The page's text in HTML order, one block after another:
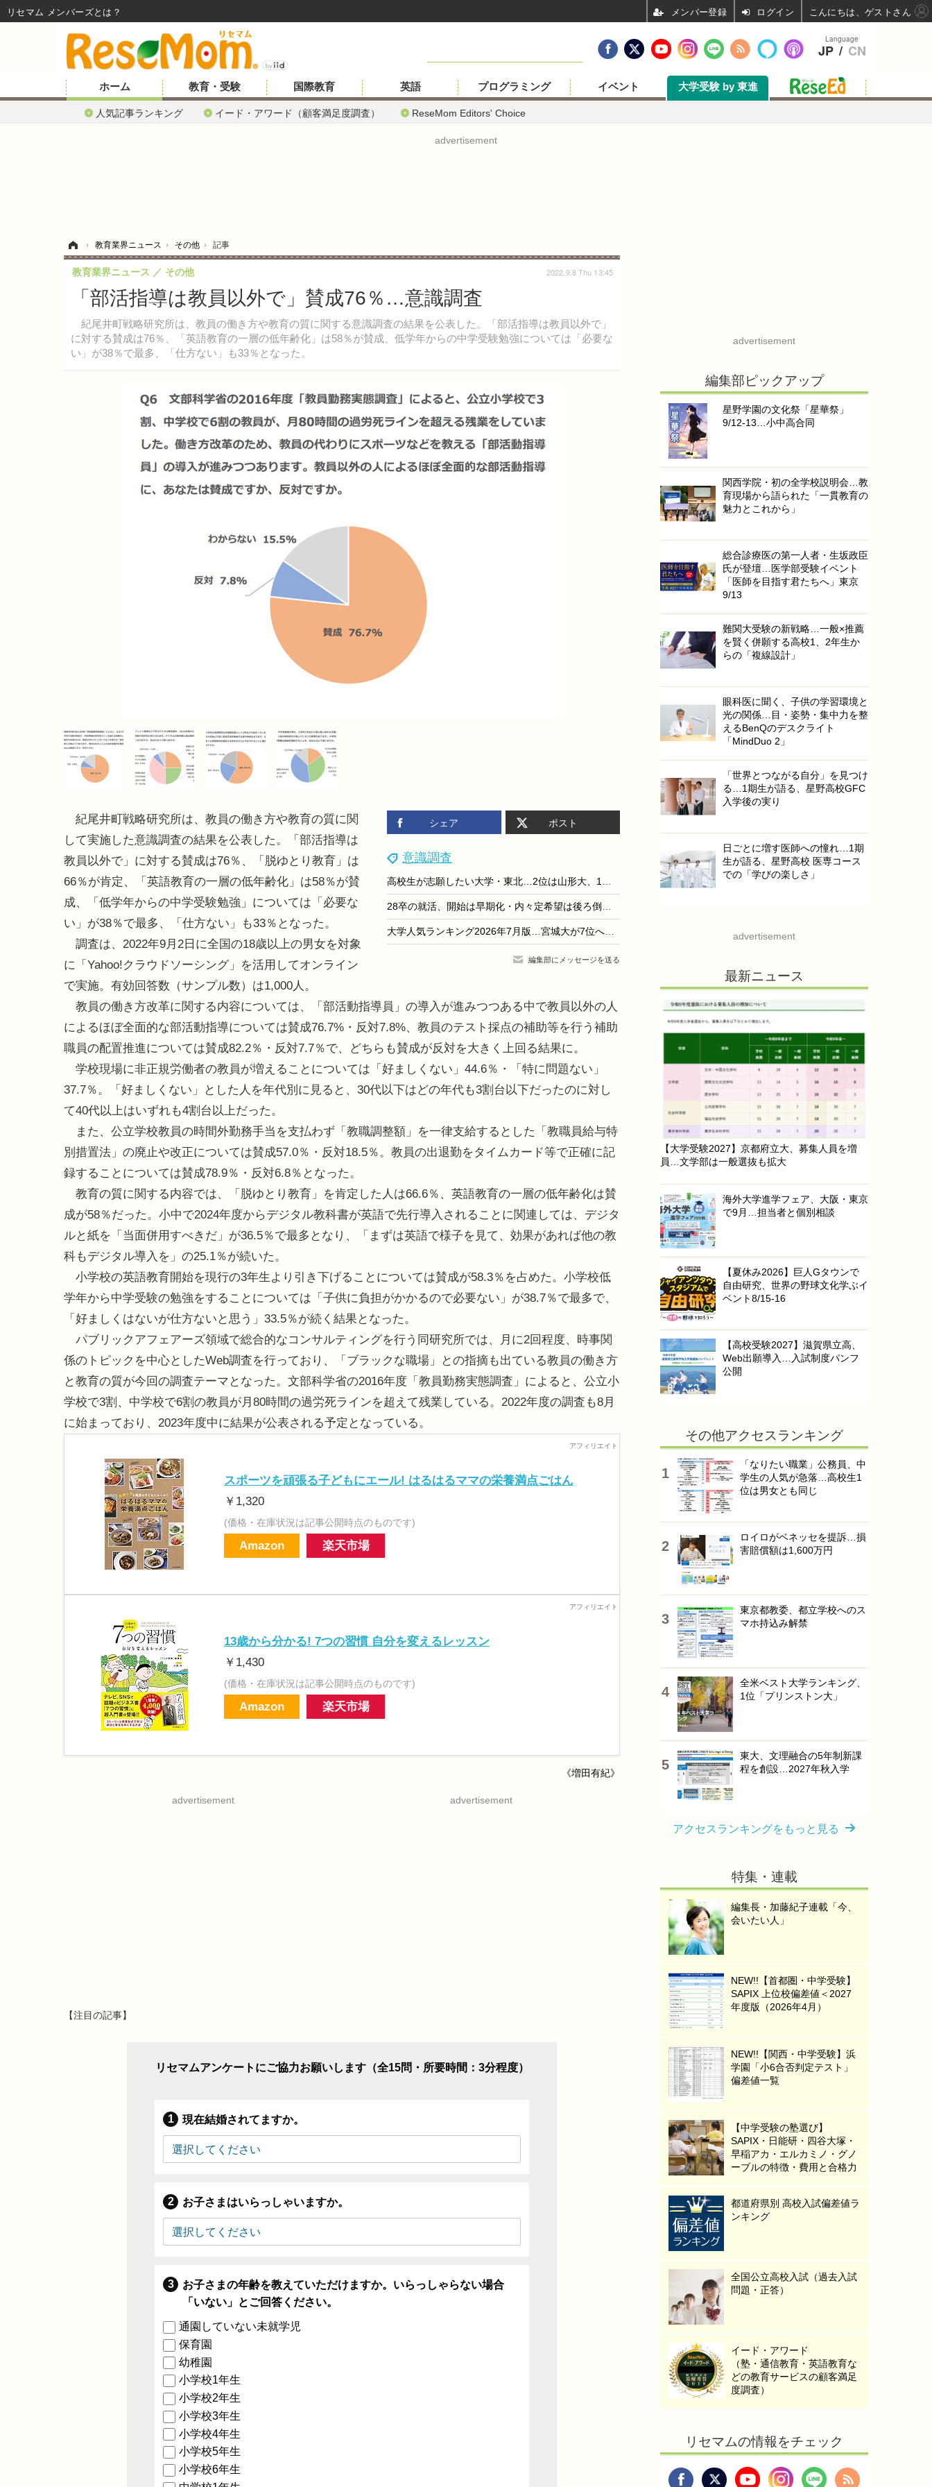
ホーム
人気記事ランキング イード・アワード（顧客満足度調査） ReseMom Editors' Choice
教育・受験 国際教育 英語 プログラミング イベント 大学受験 by 東進
advertisement
› 教育業界ニュース › その他 › 記事
「部活指導は教員以外で」賛成76％…意識調査
紀尾井町戦略研究所は、教員の働き方や教育の質に関する意識調査の結果を公表した。「部活指導は教員以外で」
に対する賛成は76％、「英語教育の一層の低年齢化」は58％が賛成、低学年からの中学受験勉強については「必要な
い」が38％で最多、「仕方ない」も33％となった。
教育業界ニュース その他 2022.9.8 Thu 13:45
シェア ポスト
意識調査
高校生が志願したい大学・東北…2位は山形大、1位は？
28卒の就活、開始は早期化・内々定希望は後ろ倒し…dodaキャンパス調査
大学人気ランキング2026年7月版…宮城大が7位へ上昇
編集部にメッセージを送る
紀尾井町戦略研究所は、教員の働き方や教育の質に関
して実施した意識調査の結果を公表した。「部活指導は
教員以外で」に対する賛成は76％、「脱ゆとり教育」は
66％が肯定、「英語教育の一層の低年齢化」は58％が賛
成、「低学年からの中学受験勉強」については「必要な
い」が38％で最多、「仕方ない」も33％となった。
調査は、2022年9月2日に全国の18歳以上の男女を対象
に「Yahoo!クラウドソーシング」を活用してオンライン
で実施。有効回答数（サンプル数）は1,000人。
教員の働き方改革に関する内容については、「部活動指導員」の導入が進みつつある中で教員以外の人
によるほぼ全面的な部活動指導については賛成76.7%・反対7.8%、教員のテスト採点の補助等を行う補助
職員の配置推進については賛成82.2％・反対7.7％で、どちらも賛成が反対を大きく上回る結果に。
学校現場に非正規労働者の教員が増えることについては「好ましくない」44.6％・「特に問題ない」
37.7％。「好ましくない」とした人を年代別に見ると、30代以下はどの年代も3割台以下だったのに対し
て40代以上はいずれも4割台以上だった。
また、公立学校教員の時間外勤務手当を支払わず「教職調整額」を一律支給するとした「教職員給与特
別措置法」の廃止や改正については賛成57.0％・反対18.5％。教員の出退勤をタイムカード等で正確に記
録することについては賛成78.9％・反対6.8％となった。
教育の質に関する内容では、「脱ゆとり教育」を肯定した人は66.6％、英語教育の一層の低年齢化は賛
成が58％だった。小中で2024年度からデジタル教科書が英語で先行導入されることに関連しては、デジタ
ルと紙を「当面併用すべきだ」が36.5％で最多となり、「まずは英語で様子を見て、効果があれば他の教
科もデジタル導入を」の25.1％が続いた。
小学校の英語教育開始を現行の3年生より引き下げることについては賛成が58.3％を占めた。小学校低
学年から中学受験の勉強をすることについては「子供に負担がかかるので必要ない」が38.7％で最多で、
「好ましくはないが仕方ないと思う」33.5％が続く結果となった。
パブリックアフェアーズ領域で総合的なコンサルティングを行う同研究所では、月に2回程度、時事関
係のトピックを中心としたWeb調査を行っており、「ブラックな職場」との指摘も出ている教員の働き方
と教育の質が今回の調査テーマとなった。文部科学省の2016年度「教員勤務実態調査」によると、公立小
学校で3割、中学校で6割の教員が月80時間の過労死ラインを超えて残業している。2022年度の調査も8月
に始まっており、2023年度中に結果が公表される予定となっている。
スポーツを頑張る子どもにエール! はるはるママの栄養満点ごはん
￥1,320
(価格・在庫状況は記事公開時点のものです)
Amazon 楽天市場
13歳から分かる! 7つの習慣 自分を変えるレッスン
￥1,430
(価格・在庫状況は記事公開時点のものです)
Amazon 楽天市場
《増田有紀》
advertisement advertisement
【注目の記事】
リセマムアンケートにご協力お願いします（全15問・所要時間：3分程度）
現在結婚されてますか。
お子さまはいらっしゃいますか。
お子さまの年齢を教えていただけますか。いらっしゃらない場合
「いない」とご回答ください。
通園していない未就学児
保育園
幼稚園
小学校1年生
小学校2年生
小学校3年生
小学校4年生
小学校5年生
小学校6年生
advertisement
編集部ピックアップ
星野学園の文化祭「星華祭」
9/12-13…小中高合同
関西学院・初の全学校説明会…教
育現場から語られた「一貫教育の
魅力とこれから」
総合診療医の第一人者・生坂政臣
氏が登壇…医学部受験イベント
「医師を目指す君たちへ」東京
9/13
難関大受験の新戦略…一般×推薦
を賢く併願する高校1、2年生か
らの「複線設計」
眼科医に聞く、子供の学習環境と
光の関係…目・姿勢・集中力を整
えるBenQのデスクライト
「MindDuo 2」
「世界とつながる自分」を見つけ
る…1期生が語る、星野高校GFC
入学後の実り
日ごとに増す医師への憧れ…1期
生が語る、星野高校 医専コース
での「学びの楽しさ」
advertisement
最新ニュース
【大学受験2027】京都府立大、募集人員を増
員…文学部は一般選抜も拡大
海外大学進学フェア、大阪・東京
で9月…担当者と個別相談
【夏休み2026】巨人Gタウンで
自由研究、世界の野球文化学ぶイ
ベント8/15-16
【高校受験2027】滋賀県立高、
Web出願導入…入試制度パンフ
公開
その他アクセスランキング
「なりたい職業」公務員、中
学生の人気が急落…高校生1
位は男女とも同じ
ロイロがベネッセを提訴…損
害賠償額は1,600万円
東京都教委、都立学校へのス
マホ持込み解禁
全米ベスト大学ランキング、
1位「プリンストン大」
東大、文理融合の5年制新課
程を創設…2027年秋入学
アクセスランキングをもっと見る
特集・連載
編集長・加藤紀子連載「今、
会いたい人」
NEW!!【首都圏・中学受験】
SAPIX 上位校偏差値＜2027
年度版（2026年4月）
NEW!!【関西・中学受験】浜
学園「小6合否判定テスト」
偏差値一覧
【中学受験の塾選び】
SAPIX・日能研・四谷大塚・
早稲アカ・エルカミノ・グノ
ーブルの特徴・費用と合格力
都道府県別 高校入試偏差値ラ
ンキング
全国公立高校入試（過去入試
問題・正答）
イード・アワード
（塾・通信教育・英語教育な
どの教育サービスの顧客満足
度調査）
リセマムの情報をチェック
Language
JP / CN
リセマム メンバーズ ログイン こんにちは、ゲストさん